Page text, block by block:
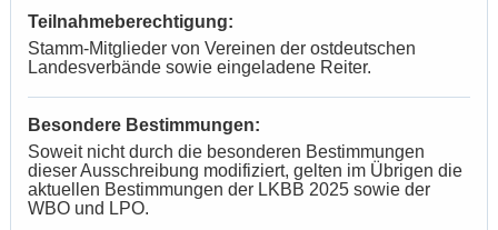
Teilnahmeberechtigung:
Stamm-Mitglieder von Vereinen der ostdeutschen
Landesverbände sowie eingeladene Reiter.
Besondere Bestimmungen:
Soweit nicht durch die besonderen Bestimmungen
dieser Ausschreibung modifiziert, gelten im Übrigen die
aktuellen Bestimmungen der LKBB 2025 sowie der
WBO und LPO.